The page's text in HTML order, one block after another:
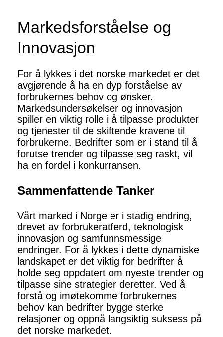
Markedsforståelse og
Innovasjon
For å lykkes i det norske markedet er det
avgjørende å ha en dyp forståelse av
forbrukernes behov og ønsker.
Markedsundersøkelser og innovasjon
spiller en viktig rolle i å tilpasse produkter
og tjenester til de skiftende kravene til
forbrukerne. Bedrifter som er i stand til å
forutse trender og tilpasse seg raskt, vil
ha en fordel i konkurransen.
Sammenfattende Tanker
Vårt marked i Norge er i stadig endring,
drevet av forbrukeratferd, teknologisk
innovasjon og samfunnsmessige
endringer. For å lykkes i dette dynamiske
landskapet er det viktig for bedrifter å
holde seg oppdatert om nyeste trender og
tilpasse sine strategier deretter. Ved å
forstå og imøtekomme forbrukernes
behov kan bedrifter bygge sterke
relasjoner og oppnå langsiktig suksess på
det norske markedet.